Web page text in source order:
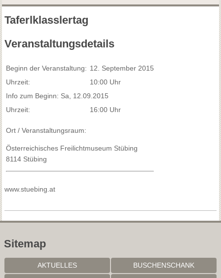
Taferlklasslertag
Veranstaltungsdetails
Beginn der Veranstaltung: 12. September 2015
Uhrzeit:
10:00 Uhr
Info zum Beginn: Sa, 12.09.2015
Uhrzeit:
16:00 Uhr
Ort / Veranstaltungsraum:
Österreichisches Freilichtmuseum Stübing
8114 Stübing
www.stuebing.at
Sitemap
AKTUELLES BUSCHENSCHANK